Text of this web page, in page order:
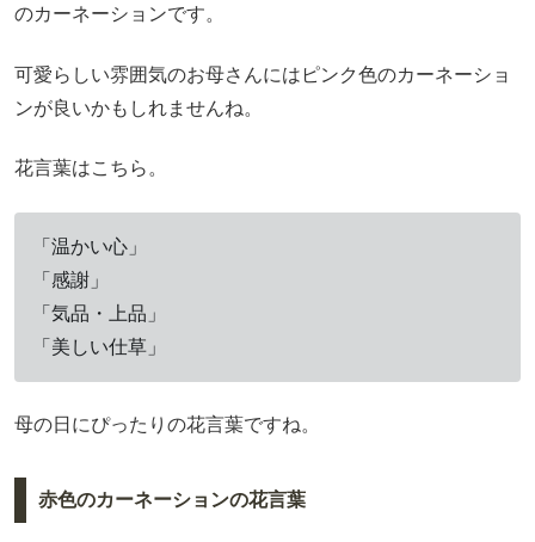
のカーネーションです。
可愛らしい雰囲気のお母さんにはピンク色のカーネーショ
ンが良いかもしれませんね。
花言葉はこちら。
「温かい心」
「感謝」
「気品・上品」
「美しい仕草」
母の日にぴったりの花言葉ですね。
赤色のカーネーションの花言葉